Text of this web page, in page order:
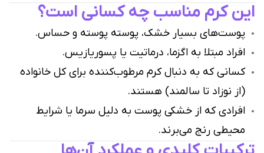
این کرم مناسب چه کسانی است؟
پوست‌های بسیار خشک، پوسته پوسته و حساس.
افراد مبتلا به اگزما، درماتیت یا پسوریازیس.
کسانی که به دنبال کرم مرطوب‌کننده برای کل خانواده
(از نوزاد تا سالمند) هستند.
افرادی که از خشکی پوست به دلیل سرما یا شرایط
محیطی رنج می‌برند.